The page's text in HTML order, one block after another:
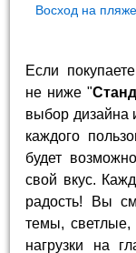
Восход на пляже
Если покупаете
не ниже "
выбор дизайна
каждого
будет
свой вкус.
радость! Вы
темы,
нагрузки на